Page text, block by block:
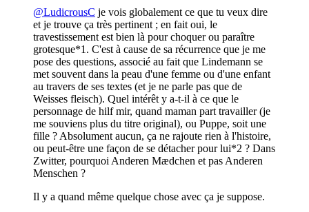
@LudicrousC je vois globalement ce que tu veux dire
et je trouve ça très pertinent ; en fait oui, le
travestissement est bien là pour choquer ou paraître
grotesque*1. C'est à cause de sa récurrence que je me
pose des questions, associé au fait que Lindemann se
met souvent dans la peau d'une femme ou d'une enfant
au travers de ses textes (et je ne parle pas que de
Weisses fleisch). Quel intérêt y a-t-il à ce que le
personnage de hilf mir, quand maman part travailler (je
me souviens plus du titre original), ou Puppe, soit une
fille ? Absolument aucun, ça ne rajoute rien à l'histoire,
ou peut-être une façon de se détacher pour lui*2 ? Dans
Zwitter, pourquoi Anderen Mædchen et pas Anderen
Menschen ?
Il y a quand même quelque chose avec ça je suppose.